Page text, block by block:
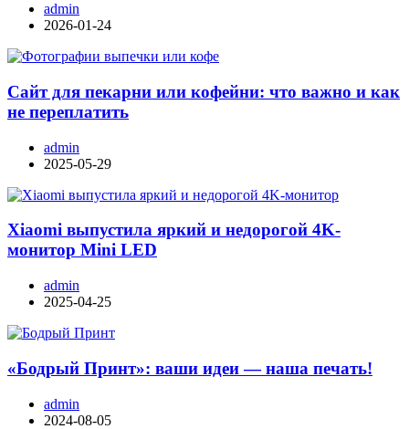
admin
2026-01-24
Сайт для пекарни или кофейни: что важно и как
не переплатить
admin
2025-05-29
Xiaomi выпустила яркий и недорогой 4K-
монитор Mini LED
admin
2025-04-25
«Бодрый Принт»: ваши идеи — наша печать!
admin
2024-08-05